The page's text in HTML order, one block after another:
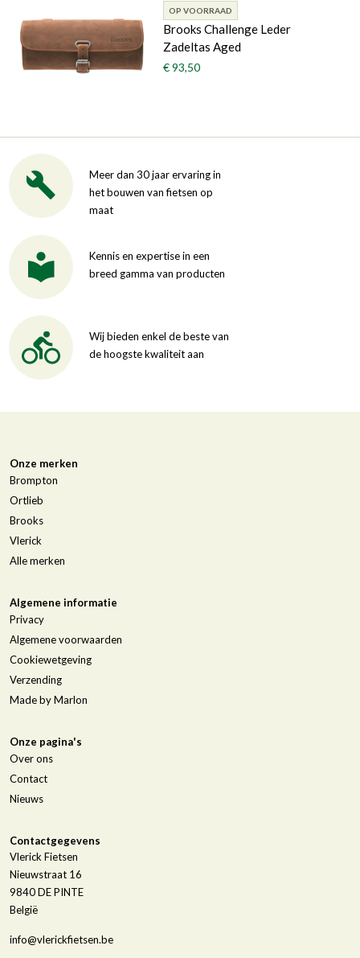
OP VOORRAAD
Brooks Challenge Leder
Zadeltas Aged
€ 93,50
Meer dan 30 jaar ervaring in
het bouwen van fietsen op
maat
Kennis en expertise in een
breed gamma van producten
Wij bieden enkel de beste van
de hoogste kwaliteit aan
Onze merken
Brompton
Ortlieb
Brooks
Vlerick
Alle merken
Algemene informatie
Privacy
Algemene voorwaarden
Cookiewetgeving
Verzending
Made by Marlon
Onze pagina's
Over ons
Contact
Nieuws
Contactgegevens
Vlerick Fietsen
Nieuwstraat 16
9840DE PINTE
België
info@vlerickfietsen.be